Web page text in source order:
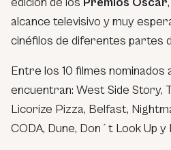
alcance televisivo y muy
cinéfilos de diferentes partes
Entre los 10 filmes nominados
encuentran: West Side Story,
Licorize Pizza, Belfast,
CODA, Dune, Don´t Look Up y